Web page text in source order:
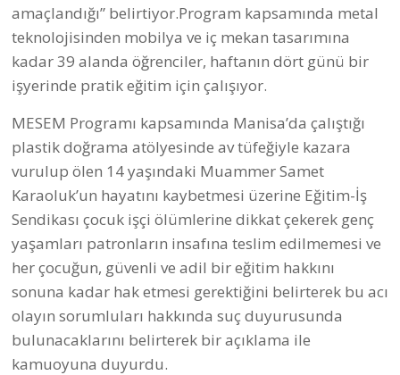
amaçlandığı” belirtiyor.Program kapsamında metal
teknolojisinden mobilya ve iç mekan tasarımına
kadar 39 alanda öğrenciler, haftanın dört günü bir
işyerinde pratik eğitim için çalışıyor.
MESEM Programı kapsamında Manisa’da çalıştığı
plastik doğrama atölyesinde av tüfeğiyle kazara
vurulup ölen 14 yaşındaki Muammer Samet
Karaoluk’un hayatını kaybetmesi üzerine Eğitim-İş
Sendikası çocuk işçi ölümlerine dikkat çekerek genç
yaşamları patronların insafına teslim edilmemesi ve
her çocuğun, güvenli ve adil bir eğitim hakkını
sonuna kadar hak etmesi gerektiğini belirterek bu acı
olayın sorumluları hakkında suç duyurusunda
bulunacaklarını belirterek bir açıklama ile
kamuoyuna duyurdu.